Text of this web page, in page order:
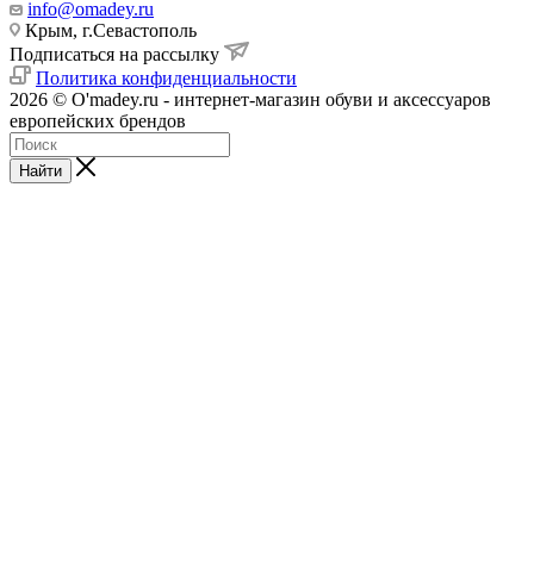
info@omadey.ru
Крым, г.Севастополь
Подписаться на рассылку
Политика конфиденциальности
2026 © O'madey.ru - интернет-магазин обуви и аксессуаров
европейских брендов
Найти